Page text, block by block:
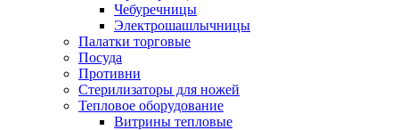
Чебуречницы
Электрошашлычницы
Палатки торговые
Посуда
Противни
Стерилизаторы для ножей
Тепловое оборудование
Витрины тепловые